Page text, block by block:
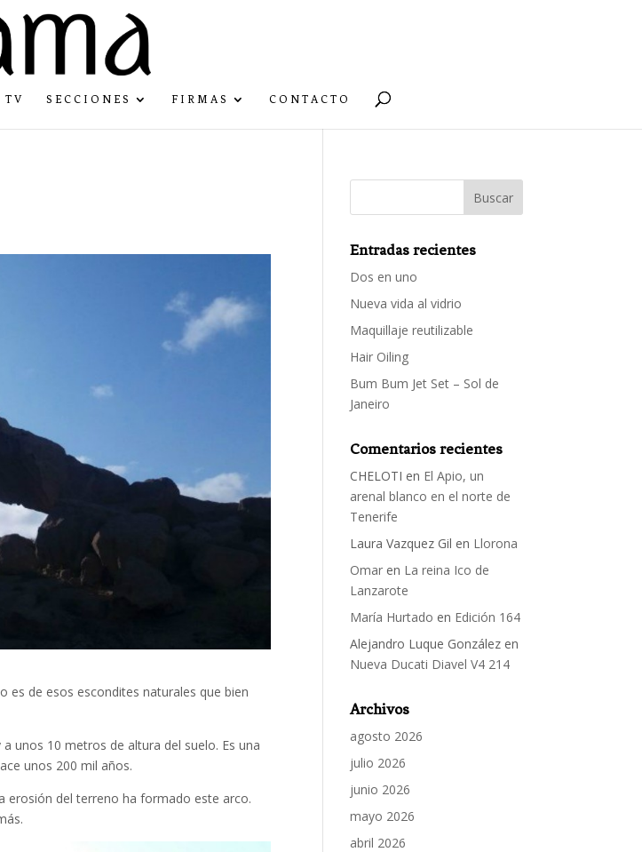
TV SECCIONES FIRMAS CONTACTO
es de esos escondites naturales que bien
unos 10 metros de altura del suelo. Es una
unos 200 mil años.
erosión del terreno ha formado este arco.
Entradas recientes
Dos en uno
Nueva vida al vidrio
Maquillaje reutilizable
Hair Oiling
Bum Bum Jet Set – Sol de
Janeiro
Comentarios recientes
CHELOTI en El Apio, un
arenal blanco en el norte de
Tenerife
Laura Vazquez Gil en Llorona
Omar en La reina Ico de
Lanzarote
María Hurtado en Edición 164
Alejandro Luque González en
Nueva Ducati Diavel V4 214
Archivos
agosto 2026
julio 2026
junio 2026
mayo 2026
abril 2026